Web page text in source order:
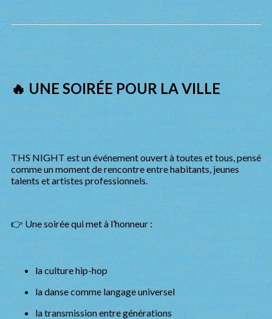
🔥 UNE SOIRÉE POUR LA VILLE
THS NIGHT est un événement ouvert à toutes et tous, pensé
comme un moment de rencontre entre habitants, jeunes
talents et artistes professionnels.
👉 Une soirée qui met à l’honneur :
la culture hip-hop
la danse comme langage universel
la transmission entre générations